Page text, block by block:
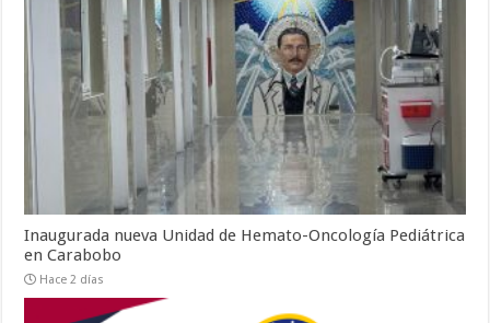
Inaugurada nueva Unidad de Hemato-Oncología Pediátrica
en Carabobo
Hace 2 días